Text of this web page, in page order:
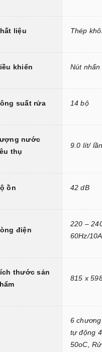
liệu Thép
khiển Nút nhấn
suất rửa 14 bộ
nước
thụ
9.0 lít/
ồn 42 dB
điện
220 –
60Hz/10A
thước sản
815 x
6
tự động
50oC,